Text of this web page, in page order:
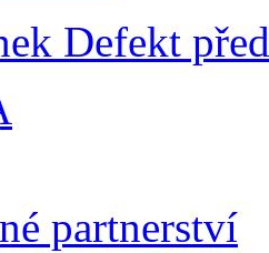
Defekt
partnerství